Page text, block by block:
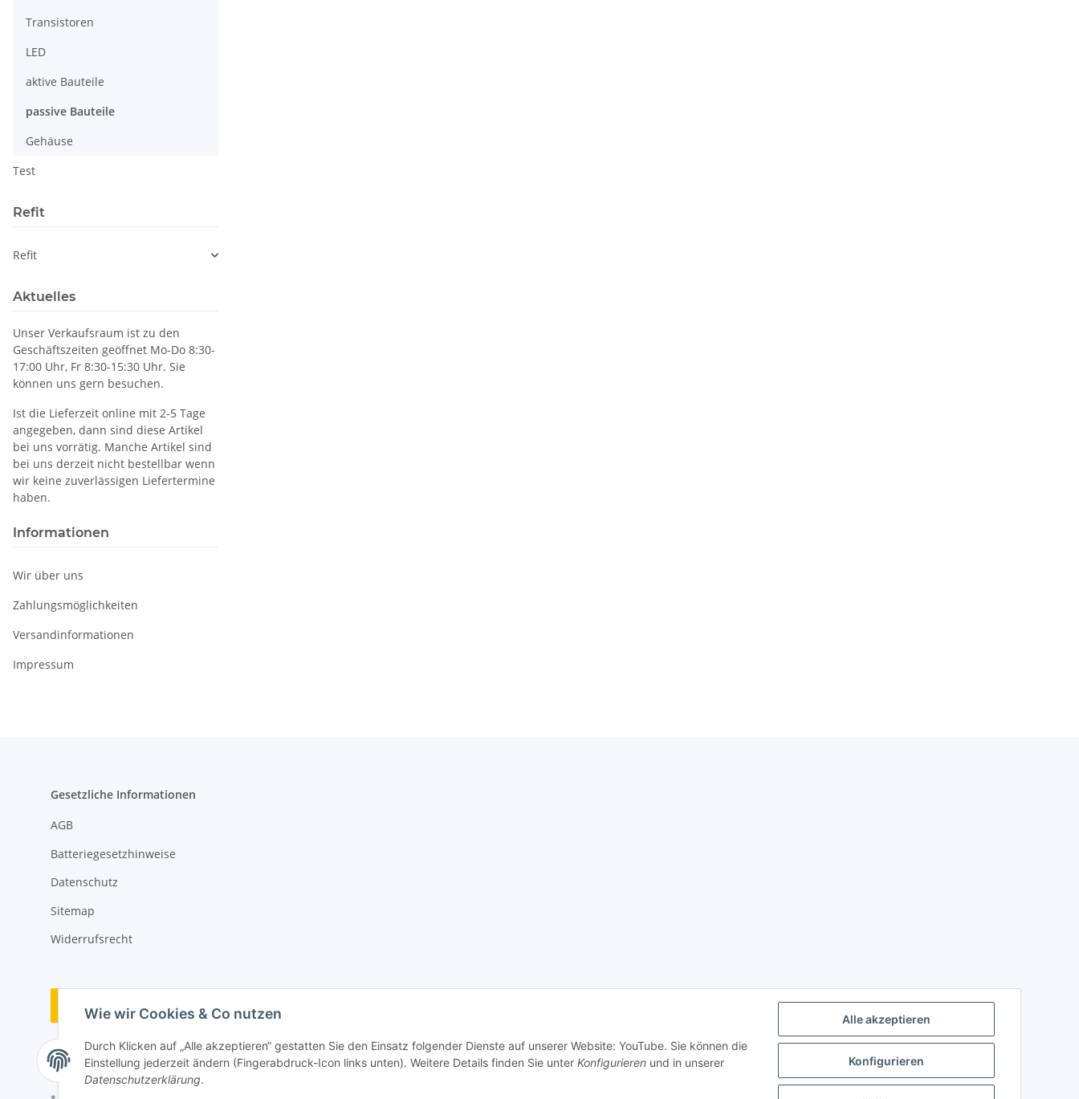
Alle akzeptieren
Konfigurieren
Wie wir Cookies & Co nutzen
Durch Klicken auf „Alle akzeptieren“ gestatten Sie den Einsatz folgender Dienste auf unserer Website: YouTube. Sie können die
Einstellung jederzeit ändern (Fingerabdruck-Icon links unten). Weitere Details finden Sie unter Konfigurieren und in unserer
Datenschutzerklärung.
Transistoren
LED
aktive Bauteile
passive Bauteile
Gehäuse
Test
Refit
Refit
Aktuelles
Unser Verkaufsraum ist zu den
Geschäftszeiten geöffnet Mo-Do 8:30-
17:00 Uhr, Fr 8:30-15:30 Uhr. Sie
können uns gern besuchen.
Ist die Lieferzeit online mit 2-5 Tage
angegeben, dann sind diese Artikel
bei uns vorrätig. Manche Artikel sind
bei uns derzeit nicht bestellbar wenn
wir keine zuverlässigen Liefertermine
haben.
Informationen
Wir über uns
Zahlungsmöglichkeiten
Versandinformationen
Impressum
Gesetzliche Informationen
AGB
Batteriegesetzhinweise
Datenschutz
Sitemap
Widerrufsrecht
Vertrag widerrufen